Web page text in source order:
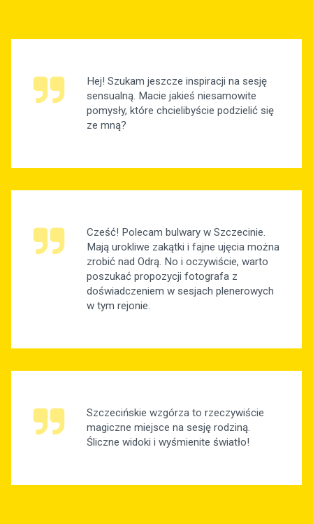
Hej! Szukam jeszcze inspiracji na sesję
sensualną. Macie jakieś niesamowite
pomysły, które chcielibyście podzielić się
ze mną?
Cześć! Polecam bulwary w Szczecinie.
Mają urokliwe zakątki i fajne ujęcia można
zrobić nad Odrą. No i oczywiście, warto
poszukać propozycji fotografa z
doświadczeniem w sesjach plenerowych
w tym rejonie.
Szczecińskie wzgórza to rzeczywiście
magiczne miejsce na sesję rodziną.
Śliczne widoki i wyśmienite światło!